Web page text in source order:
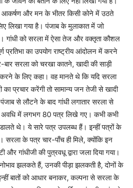
आकर्षण और मन के भीतर किसी कोने में उठते
लिखा गया है। पंजाब के मुलाकात में जो
गांधी को सरला में ऐसा तेज और वक्तृता कौशल
प्रतिभा का उपयोग राष्ट्रीय आंदोलन में करने
बार सरला को चरखा कातने, खादी की साड़ी
के लिए कहा। वह मानते थे कि यदि सरला
का प्रचार करेंगी तो सामान्य जन तेजी से खादी
से लौटने के बाद गांधी लगातार सरला से
में लगभग 80 पत्र लिखे गए। कभी कभी
थे। ये सारे पत्र उपलब्ध हैं। इन्हीं पत्रों के
सरला के पत्र चार-पाँच ही मिले, क्योंकि इन
और गांधीजी की पुत्रवधू द्वारा जला दिया गया।
झलकते हैं, उनकी पीड़ा झलकती है, दोनों के
बातों को आधार बनाकर, कल्पना से सरला के